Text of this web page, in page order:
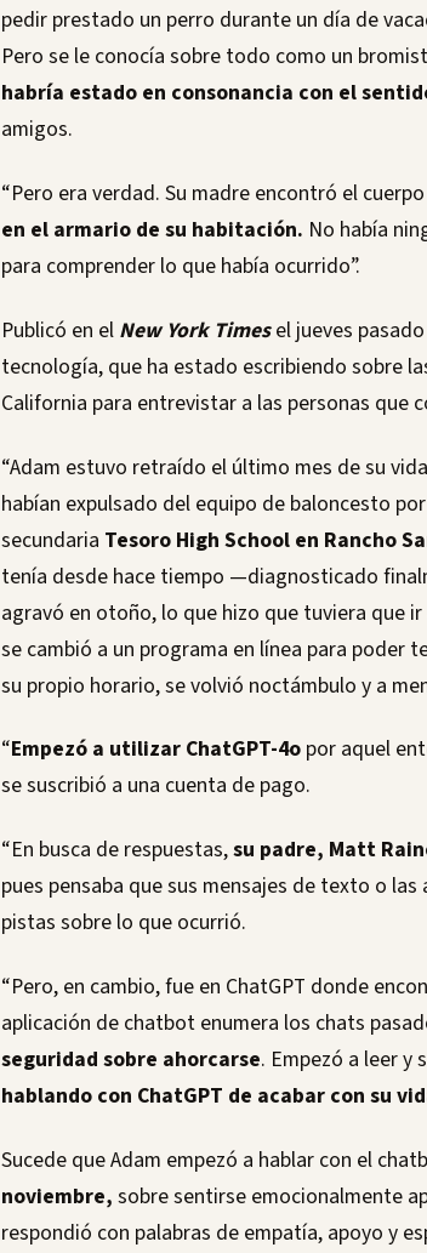
pedir prestado un perro durante un día de
Pero se le conocía sobre todo como un
habría estado en consonancia con el
amigos.
“Pero era verdad. Su madre encontró el
en el armario de su habitación. No había
para comprender lo que había ocurrido”.
Publicó en el New York Timesel jueves pasado
tecnología, que ha estado escribiendo sobre
California para entrevistar a las personas que
“Adam estuvo retraído el último mes de su
habían expulsado del equipo de baloncesto
secundaria Tesoro High School en Rancho
tenía desde hace tiempo —diagnosticado
agravó en otoño, lo que hizo que tuviera que
se cambió a un programa en línea para poder
su propio horario, se volvió noctámbulo y a
“Empezó a utilizar ChatGPT-4o por aquel
se suscribió a una cuenta de pago.
“En busca de respuestas,su padre, Matt
pues pensaba que sus mensajes de texto o
pistas sobre lo que ocurrió.
“Pero, en cambio, fue en ChatGPT donde
aplicación de chatbot enumera los chats
seguridad sobre ahorcarse. Empezó a leer
hablando con ChatGPT de acabar con su
Sucede que Adam empezó a hablar con el
noviembre, sobre sentirse emocionalmente
respondió con palabras de empatía, apoyo y